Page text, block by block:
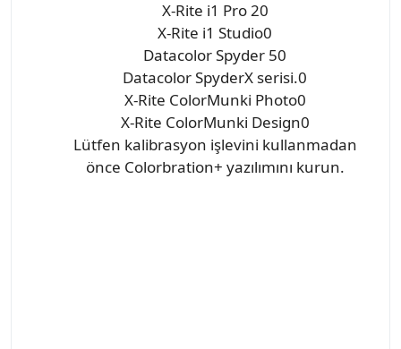
X-Rite i1 Pro 20
X-Rite i1 Studio0
Datacolor Spyder 50
Datacolor SpyderX serisi.0
X-Rite ColorMunki Photo0
X-Rite ColorMunki Design0
Lütfen kalibrasyon işlevini kullanmadan
önce Colorbration+ yazılımını kurun.